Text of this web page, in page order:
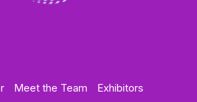
Meet the Team
Exhibitors